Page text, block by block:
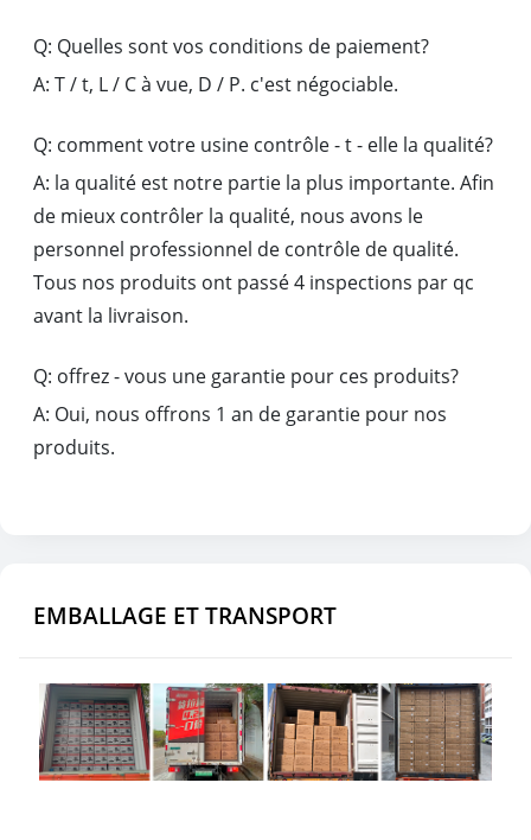
Q: Quelles sont vos conditions de paiement?
A: T / t, L / C à vue, D / P. c'est négociable.
Q: comment votre usine contrôle - t - elle la qualité?
A: la qualité est notre partie la plus importante. Afin
de mieux contrôler la qualité, nous avons le
personnel professionnel de contrôle de qualité.
Tous nos produits ont passé 4 inspections par qc
avant la livraison.
Q: offrez - vous une garantie pour ces produits?
A: Oui, nous offrons 1 an de garantie pour nos
produits.
EMBALLAGE ET TRANSPORT